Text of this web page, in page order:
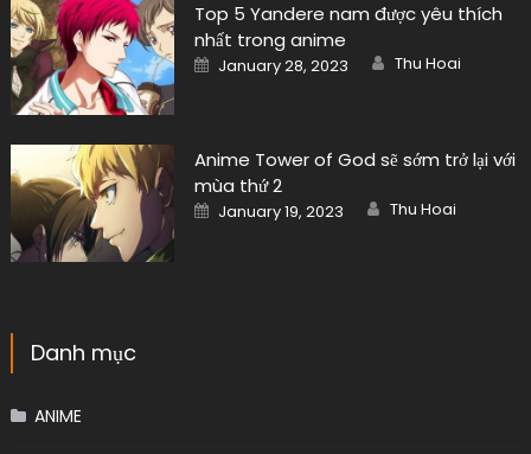
Top 5 Yandere nam được yêu thích
nhất trong anime
Posted
on
January 28, 2023 Author
Thu Hoai
Anime Tower of God sẽ sớm trở lại với
mùa thứ 2
Posted
on
January 19, 2023 Author
Thu Hoai
Danh mục
ANIME